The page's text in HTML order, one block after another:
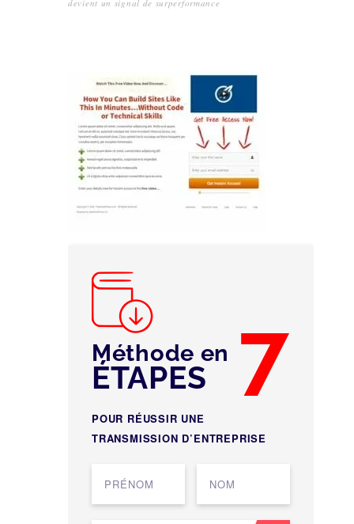
devient un signal de surperformance
Méthode en 7
ÉTAPES
POUR RÉUSSIR UNE
TRANSMISSION D’ENTREPRISE